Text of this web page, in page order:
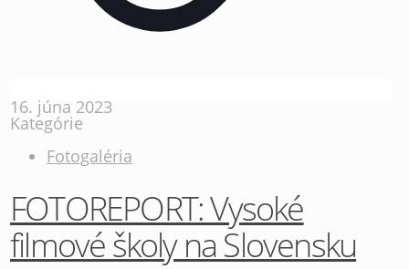
16. júna 2023
Kategórie
Fotogaléria
FOTOREPORT: Vysoké
filmové školy na Slovensku